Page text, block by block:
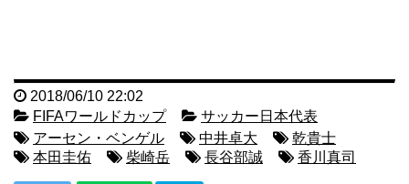
2018/06/10 22:02
FIFAワールドカップ
サッカー日本代表
アーセン・ベンゲル
中井卓大
乾貴士
本田圭佑
柴崎岳 長谷部誠 香川真司